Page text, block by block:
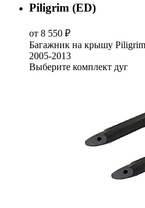
Piligrim (ED)
от 8 550 ₽
Багажник на крышу
2005-2013
Выберите комплект дуг